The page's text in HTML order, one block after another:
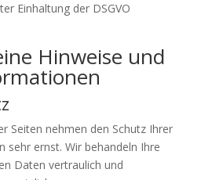
Einhaltung der DSGVO
Hinweise und
Seiten nehmen den Schutz Ihrer
sehr ernst. Wir behandeln Ihre
Daten vertraulich und